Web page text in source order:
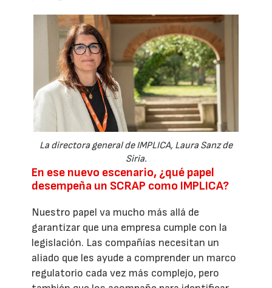
La directora general de IMPLICA, Laura Sanz de
Siria.
En ese nuevo escenario, ¿qué papel
desempeña un SCRAP como IMPLICA?
Nuestro papel va mucho más allá de
garantizar que una empresa cumple con la
legislación. Las compañías necesitan un
aliado que les ayude a comprender un marco
regulatorio cada vez más complejo, pero